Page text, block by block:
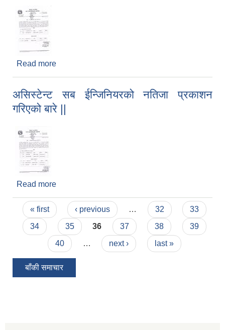
Read more
असिस्टेन्ट सब ईन्जिनियरको नतिजा प्रकाशन
गरिएको बारे ||
Read more
Pages
« first ‹ previous … 32
33
34
35 36 37 38
39
40
… next › last »
बाँकी समाचार